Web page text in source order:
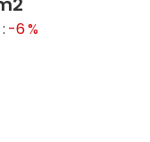
-6 %